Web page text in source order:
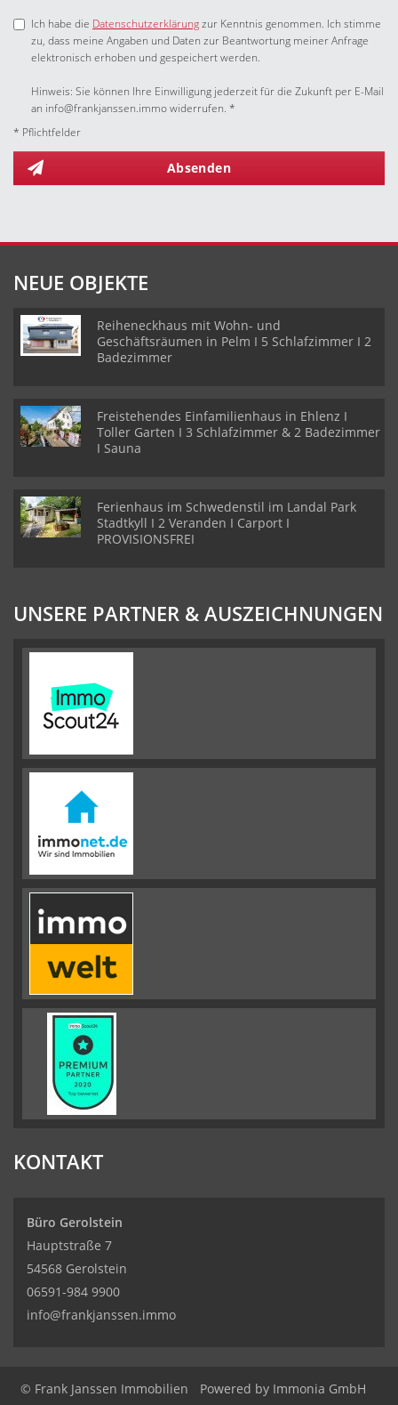
Ich habe die Datenschutzerklärungzur Kenntnis genommen. Ich stimme
zu, dass meine Angaben und Daten zur Beantwortung meiner Anfrage
elektronisch erhoben und gespeichert werden.
Hinweis: Sie können Ihre Einwilligung jederzeit für die Zukunft per E-Mail
an info@frankjanssen.immo widerrufen. *
* Pflichtfelder
Absenden
NEUE OBJEKTE
Reiheneckhaus mit Wohn- und
Geschäftsräumen in Pelm I 5 Schlafzimmer I 2
Badezimmer
Freistehendes Einfamilienhaus in Ehlenz I
Toller Garten I 3 Schlafzimmer & 2 Badezimmer
I Sauna
Ferienhaus im Schwedenstil im Landal Park
Stadtkyll I 2 Veranden I Carport I
PROVISIONSFREI
UNSERE PARTNER & AUSZEICHNUNGEN
KONTAKT
Büro Gerolstein
Hauptstraße 7
54568 Gerolstein
06591-984 9900
info@frankjanssen.immo
© Frank Janssen Immobilien Powered by Immonia GmbH